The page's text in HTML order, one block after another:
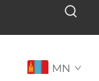
MN